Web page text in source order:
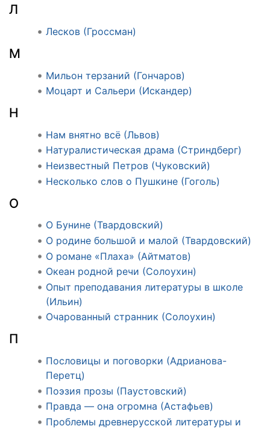
Л
Лесков (Гроссман)
М
Мильон терзаний (Гончаров)
Моцарт и Сальери (Искандер)
Н
Нам внятно всё (Львов)
Натуралистическая драма (Стриндберг)
Неизвестный Петров (Чуковский)
Несколько слов о Пушкине (Гоголь)
О
О Бунине (Твардовский)
О родине большой и малой (Твардовский)
О романе «Плаха» (Айтматов)
Океан родной речи (Солоухин)
Опыт преподавания литературы в школе
(Ильин)
Очарованный странник (Солоухин)
П
Пословицы и поговорки (Адрианова-
Перетц)
Поэзия прозы (Паустовский)
Правда — она огромна (Астафьев)
Проблемы древнерусской литературы и